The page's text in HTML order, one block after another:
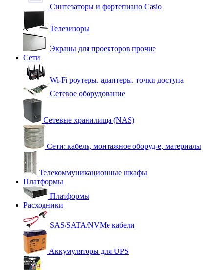
Синтезаторы и фортепиано Casio
Телевизоры
Экраны для проекторов прочие
Сети
Wi-Fi роутеры, адаптеры, точки доступа
Сетевое оборудование
Сетевые хранилища (NAS)
Сети: кабель, монтажное оборуд-е, материалы
Телекоммуникационные шкафы
Платформы
Платформы
Расходники
SAS/SATA/NVMe кабели
Аккумуляторы для UPS